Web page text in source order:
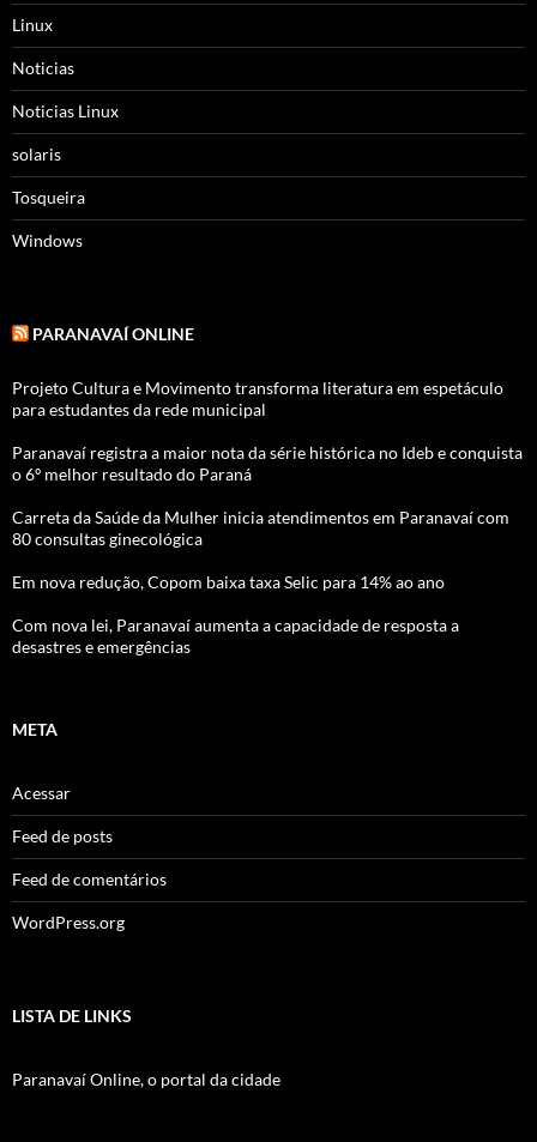
Linux
Noticias
Noticias Linux
solaris
Tosqueira
Windows
PARANAVAÍ ONLINE
Projeto Cultura e Movimento transforma literatura em espetáculo
para estudantes da rede municipal
Paranavaí registra a maior nota da série histórica no Ideb e conquista
o 6º melhor resultado do Paraná
Carreta da Saúde da Mulher inicia atendimentos em Paranavaí com
80 consultas ginecológica
Em nova redução, Copom baixa taxa Selic para 14% ao ano
Com nova lei, Paranavaí aumenta a capacidade de resposta a
desastres e emergências
META
Acessar
Feed de posts
Feed de comentários
WordPress.org
LISTA DE LINKS
Paranavaí Online, o portal da cidade